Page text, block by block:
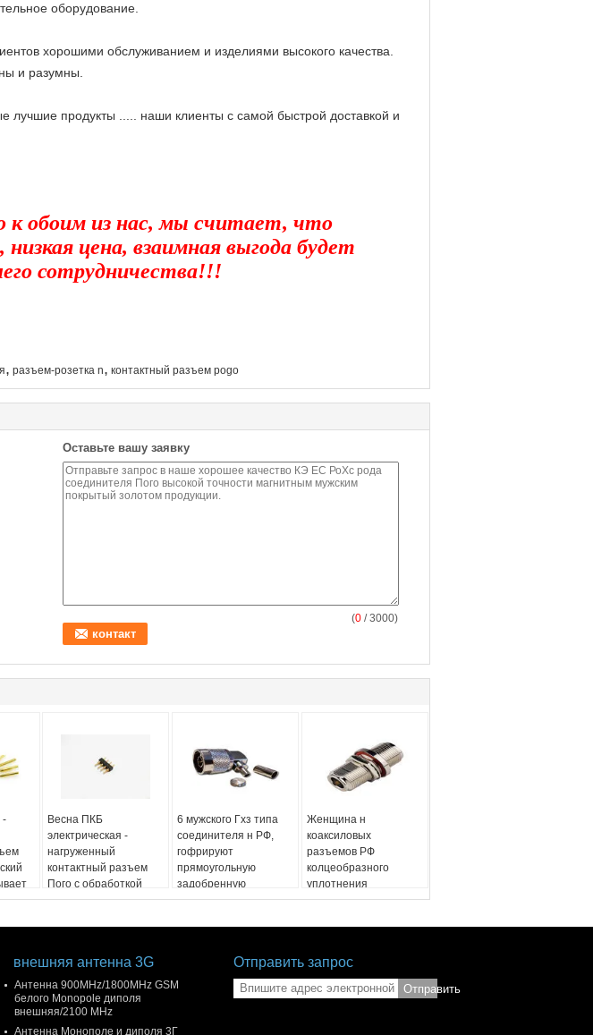
оборудование.
хорошими обслуживанием и изделиями высокого качества.
и разумны.
продукты ..... наши клиенты с самой быстрой доставкой и
к обоим из нас, мы считает, что
цена, взаимная выгода будет
сотрудничества!!!
, разъем-розетка n, контактный разъем pogo
Оставьте вашу заявку
(0 / 3000)
-
Весна ПКБ
электрическая -
нагруженный
контактный разъем
Пого с обработкой
провода весны ровной
6 мужского Гхз типа
соединителя н РФ,
гофрируют
прямоугольную
задобренную
сопротивляемость
Женщина н
коаксиловых
разъемов РФ
колцеобразного
уплотнения
перегородки прямая к
внешняя антенна 3G
Антенна 900MHz/1800MHz GSM
белого Monopole диполя
внешняя/2100 MHz
Антенна Монополе и диполя 3Г
Отправить запрос
Отправить